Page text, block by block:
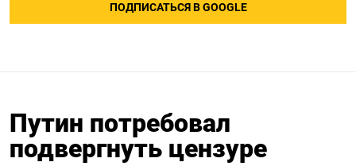
ПОДПИСАТЬСЯ В GOOGLE
Путин потребовал
подвергнуть цензуре